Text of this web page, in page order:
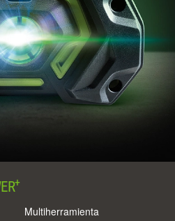
+
Multiherramienta